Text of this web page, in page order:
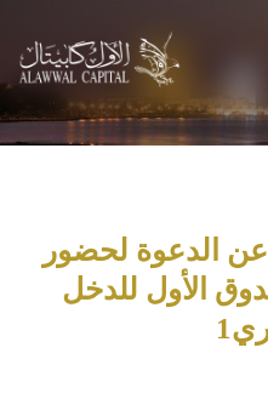
عن الدعوة لحضور
الأول للدخل